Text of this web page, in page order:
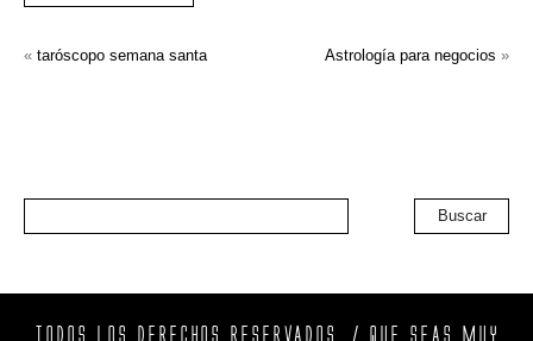
« taróscopo semana santa Astrología para negocios »
Buscar
TODOS LOS DERECHOS RESERVADOS. / QUE SEAS MUY